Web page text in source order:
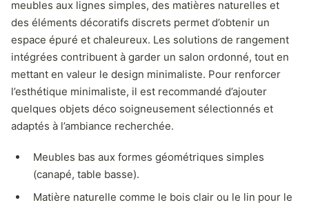
meubles aux lignes simples, des matières naturelles et
des éléments décoratifs discrets permet d’obtenir un
espace épuré et chaleureux. Les solutions de rangement
intégrées contribuent à garder un salon ordonné, tout en
mettant en valeur le design minimaliste. Pour renforcer
l’esthétique minimaliste, il est recommandé d’ajouter
quelques objets déco soigneusement sélectionnés et
adaptés à l’ambiance recherchée.
Meubles bas aux formes géométriques simples
(canapé, table basse).
Matière naturelle comme le bois clair ou le lin pour le